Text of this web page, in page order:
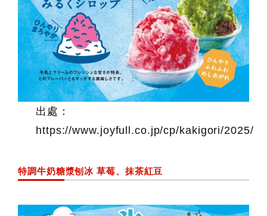
出處：
https://www.joyfull.co.jp/cp/kakigori/2025/
特調牛奶糖漿刨冰 草莓、抹茶紅豆